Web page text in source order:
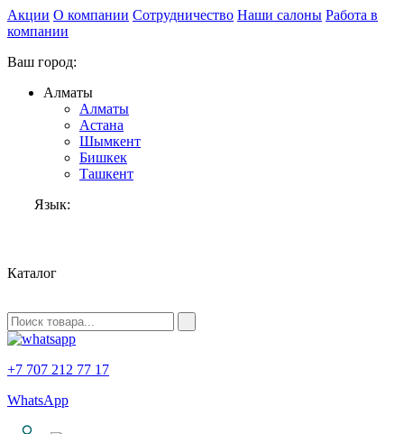
Акции О компании Сотрудничество Наши салоны Работа в
компании
Ваш город:
Алматы
Алматы
Астана
Шымкент
Бишкек
Ташкент
Язык:
Каталог
+7 707 212 77 17
WhatsApp